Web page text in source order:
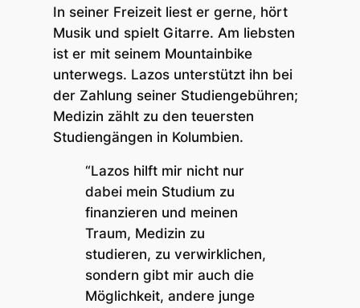
In seiner Freizeit liest er gerne, hört
Musik und spielt Gitarre. Am liebsten
ist er mit seinem Mountainbike
unterwegs. Lazos unterstützt ihn bei
der Zahlung seiner Studiengebühren;
Medizin zählt zu den teuersten
Studiengängen in Kolumbien.
“Lazos hilft mir nicht nur
dabei mein Studium zu
finanzieren und meinen
Traum, Medizin zu
studieren, zu verwirklichen,
sondern gibt mir auch die
Möglichkeit, andere junge